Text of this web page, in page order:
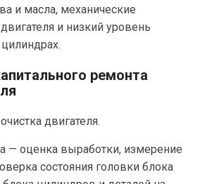
и масла, механические
и низкий уровень
ремонта
двигателя.
— оценка выработки, измерение
состояния головки блока